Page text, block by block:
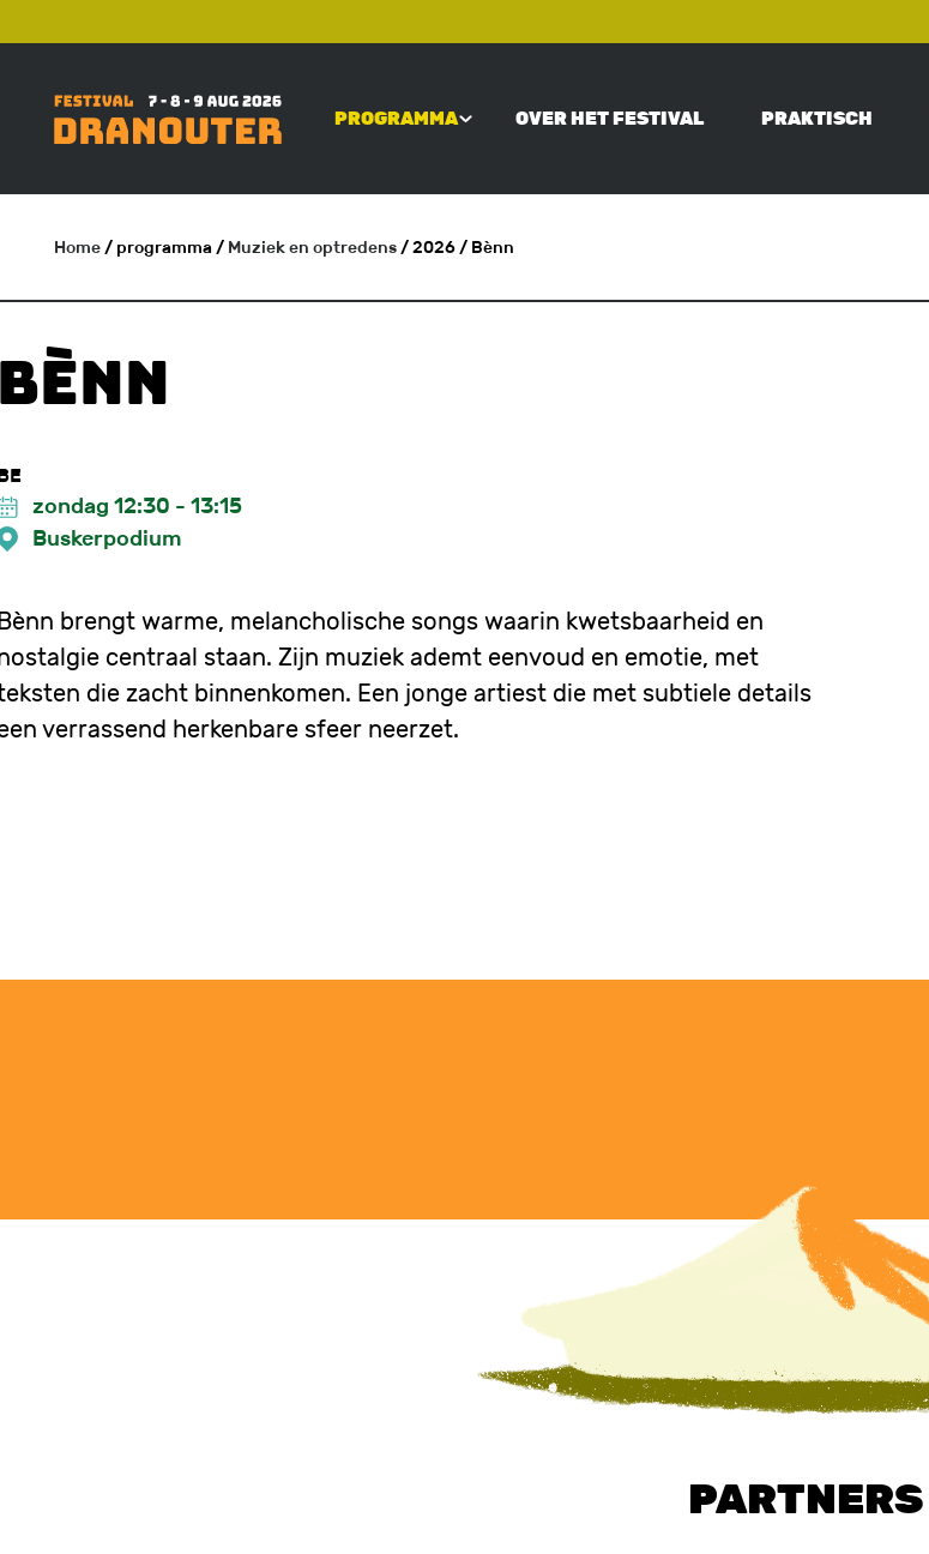
gaan
PROGRAMMA OVER HET FESTIVAL PRAKTISCH
KRUIMELPAD
Home/ programma/ Muziek en optredens/ 2026/ Bènn
zondag 12:30 - 13:15
Buskerpodium
brengt warme, melancholische songs waarin kwetsbaarheid en
centraal staan. Zijn muziek ademt eenvoud en emotie, met
die zacht binnenkomen. Een jonge artiest die met subtiele details
verrassend herkenbare sfeer neerzet.
PARTNERS